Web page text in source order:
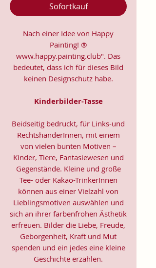
Sofortkauf
Nach einer Idee von Happy
Painting! ®
www.happy.painting.club". Das
bedeutet, dass ich für dieses Bild
keinen Designschutz habe.
Kinderbilder-Tasse
Beidseitig bedruckt, für Links-und
RechtshänderInnen, mit einem
von vielen bunten Motiven –
Kinder, Tiere, Fantasiewesen und
Gegenstände. Kleine und große
Tee- oder Kakao-TrinkerInnen
können aus einer Vielzahl von
Lieblingsmotiven auswählen und
sich an ihrer farbenfrohen Ästhetik
erfreuen. Bilder die Liebe, Freude,
Geborgenheit, Kraft und Mut
spenden und ein jedes eine kleine
Geschichte erzählen.